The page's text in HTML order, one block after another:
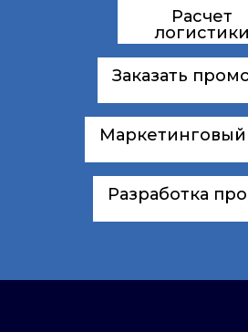
Расчет
логистики
Заказать
Разработка